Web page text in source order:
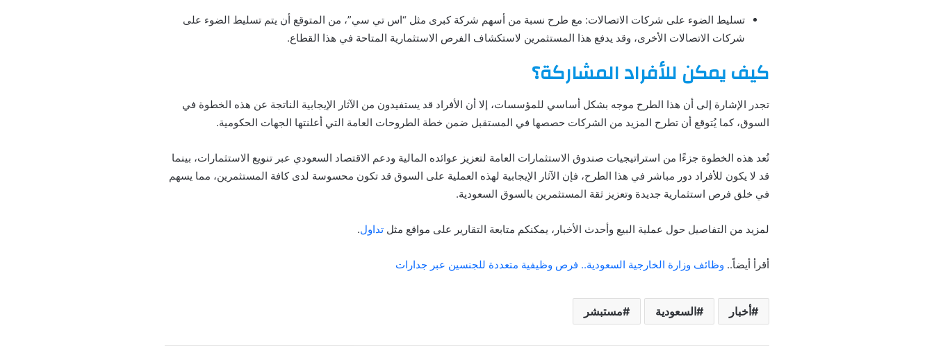
تسليط الضوء على شركات الاتصالات: مع طرح نسبة من أسهم شركة كبرى مثل “اس تي سي”، من المتوقع أن يتم تسليط الضوء على
شركات الاتصالات الأخرى، وقد يدفع هذا المستثمرين لاستكشاف الفرص الاستثمارية المتاحة في هذا القطاع.
كيف يمكن للأفراد المشاركة؟
تجدر الإشارة إلى أن هذا الطرح موجه بشكل أساسي للمؤسسات، إلا أن الأفراد قد يستفيدون من الآثار الإيجابية الناتجة عن هذه الخطوة في
السوق، كما يُتوقع أن تطرح المزيد من الشركات حصصها في المستقبل ضمن خطة الطروحات العامة التي أعلنتها الجهات الحكومية.
تُعد هذه الخطوة جزءًا من استراتيجيات صندوق الاستثمارات العامة لتعزيز عوائده المالية ودعم الاقتصاد السعودي عبر تنويع الاستثمارات، بينما
قد لا يكون للأفراد دور مباشر في هذا الطرح، فإن الآثار الإيجابية لهذه العملية على السوق قد تكون محسوسة لدى كافة المستثمرين، مما يسهم
في خلق فرص استثمارية جديدة وتعزيز ثقة المستثمرين بالسوق السعودية.
لمزيد من التفاصيل حول عملية البيع وأحدث الأخبار، يمكنكم متابعة التقارير على مواقع مثل تداول​​​​​​​​.
أقرأ أيضاً.. وظائف وزارة الخارجية السعودية.. فرص وظيفية متعددة للجنسين عبر جدارات
أخبار السعودية مستبشر